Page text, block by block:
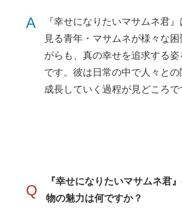
A
『幸せになりたいマサムネ君
見る青年・マサムネが様々な
がらも、真の幸せを追求する
です。彼は日常の中で人々との
成長していく過程が見どころで
Q
『幸せになりたいマサムネ君
物の魅力は何ですか？